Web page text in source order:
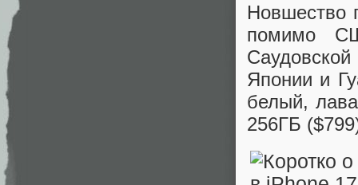
Новшество
помимо
Японии и
белый,
256ГБ